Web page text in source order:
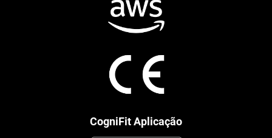
CogniFit Aplicação